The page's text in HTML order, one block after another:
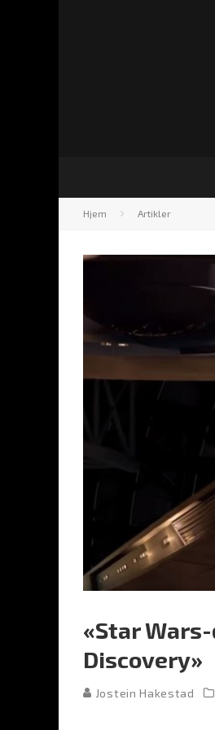
Hjem Artikler
«Star
Discovery»
Jostein Hakestad